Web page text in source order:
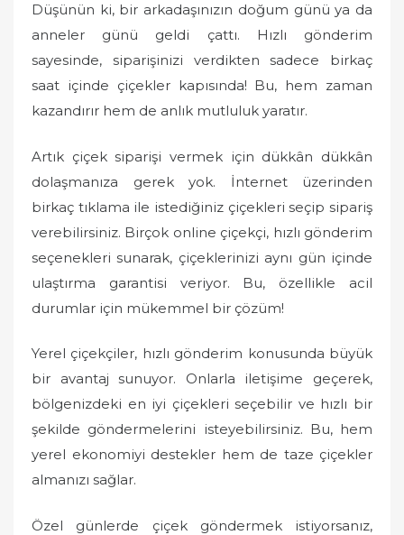
Düşünün ki, bir arkadaşınızın doğum günü ya da
anneler günü geldi çattı. Hızlı gönderim
sayesinde, siparişinizi verdikten sadece birkaç
saat içinde çiçekler kapısında! Bu, hem zaman
kazandırır hem de anlık mutluluk yaratır.
Artık çiçek siparişi vermek için dükkân dükkân
dolaşmanıza gerek yok. İnternet üzerinden
birkaç tıklama ile istediğiniz çiçekleri seçip sipariş
verebilirsiniz. Birçok online çiçekçi, hızlı gönderim
seçenekleri sunarak, çiçeklerinizi aynı gün içinde
ulaştırma garantisi veriyor. Bu, özellikle acil
durumlar için mükemmel bir çözüm!
Yerel çiçekçiler, hızlı gönderim konusunda büyük
bir avantaj sunuyor. Onlarla iletişime geçerek,
bölgenizdeki en iyi çiçekleri seçebilir ve hızlı bir
şekilde göndermelerini isteyebilirsiniz. Bu, hem
yerel ekonomiyi destekler hem de taze çiçekler
almanızı sağlar.
Özel günlerde çiçek göndermek istiyorsanız,